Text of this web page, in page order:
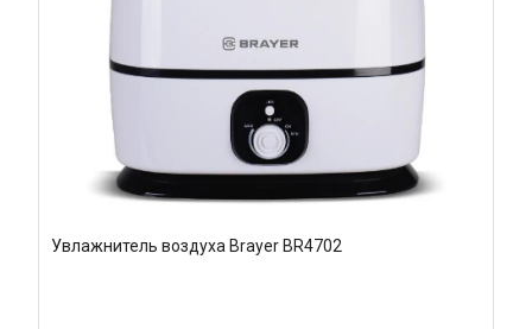
Увлажнитель воздуха Brayer BR4702